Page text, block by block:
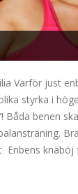
Varför just
styrka i
Båda benen
knäböj